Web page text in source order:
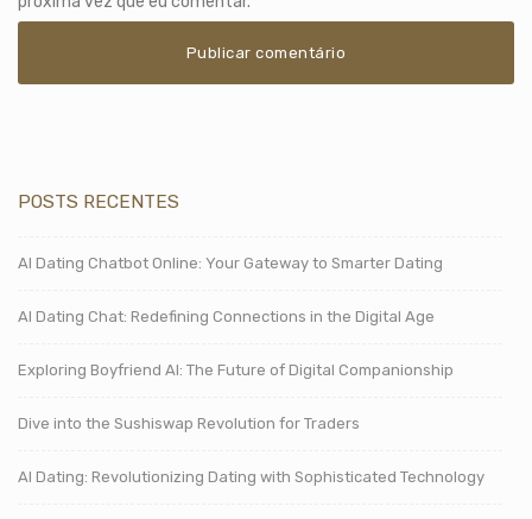
POSTS RECENTES
AI Dating Chatbot Online: Your Gateway to Smarter Dating
AI Dating Chat: Redefining Connections in the Digital Age
Exploring Boyfriend AI: The Future of Digital Companionship
Dive into the Sushiswap Revolution for Traders
AI Dating: Revolutionizing Dating with Sophisticated Technology